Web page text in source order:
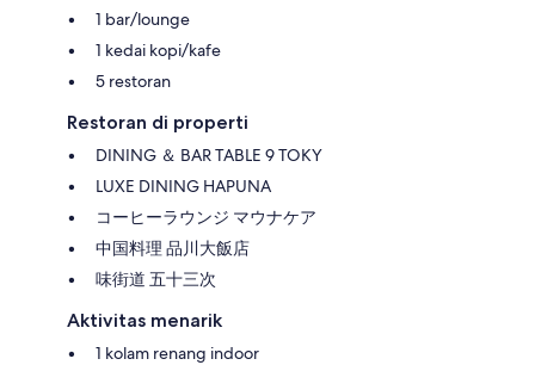
1 bar/lounge
1 kedai kopi/kafe
5 restoran
Restoran di properti
DINING ＆ BAR TABLE 9 TOKY
LUXE DINING HAPUNA
コーヒーラウンジ マウナケア
中国料理 品川大飯店
味街道 五十三次
Aktivitas menarik
1 kolam renang indoor